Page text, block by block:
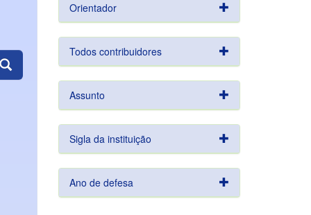
Orientador
Todos contribuidores
Assunto
Sigla da instituição
Ano de defesa